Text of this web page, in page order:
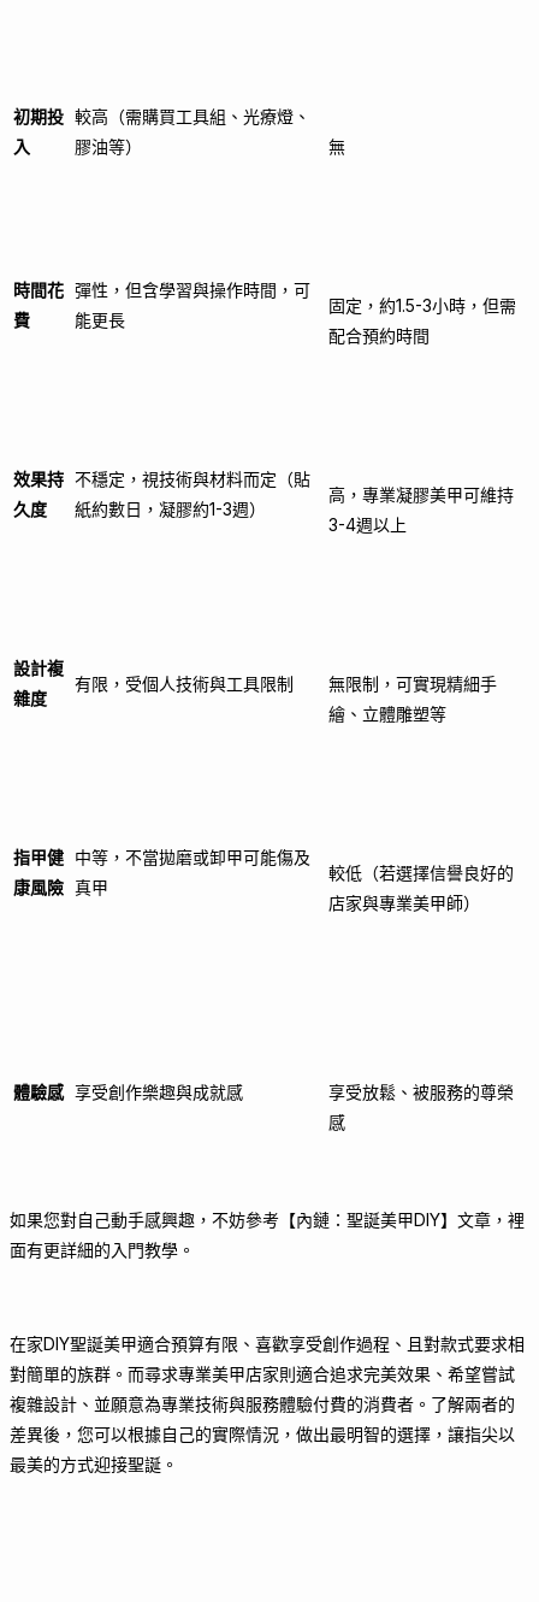
初期投
入
較高（需購買工具組、光療燈、
膠油等）
無
時間花
費
彈性，但含學習與操作時間，可
能更長
固定，約1.5-3小時，但需
配合預約時間
效果持
久度
不穩定，視技術與材料而定（貼
紙約數日，凝膠約1-3週）
高，專業凝膠美甲可維持
3-4週以上
設計複
雜度
有限，受個人技術與工具限制
無限制，可實現精細手
繪、立體雕塑等
指甲健
康風險
中等，不當拋磨或卸甲可能傷及
真甲
較低（若選擇信譽良好的
店家與專業美甲師）
體驗感 享受創作樂趣與成就感
享受放鬆、被服務的尊榮
感
如果您對自己動手感興趣，不妨參考【內鏈：聖誕美甲DIY】文章，裡
面有更詳細的入門教學。
在家DIY聖誕美甲適合預算有限、喜歡享受創作過程、且對款式要求相
對簡單的族群。而尋求專業美甲店家則適合追求完美效果、希望嘗試
複雜設計、並願意為專業技術與服務體驗付費的消費者。了解兩者的
差異後，您可以根據自己的實際情況，做出最明智的選擇，讓指尖以
最美的方式迎接聖誕。